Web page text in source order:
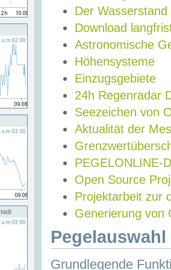
Der Wasserstand
Download
Astronomische
Höhensysteme
Einzugsgebiete
24h Regenradar
Seezeichen von
Aktualität der
PEGELONLINE-
Open Source
Projektarbeit zur
Generierung von
Grundlegende